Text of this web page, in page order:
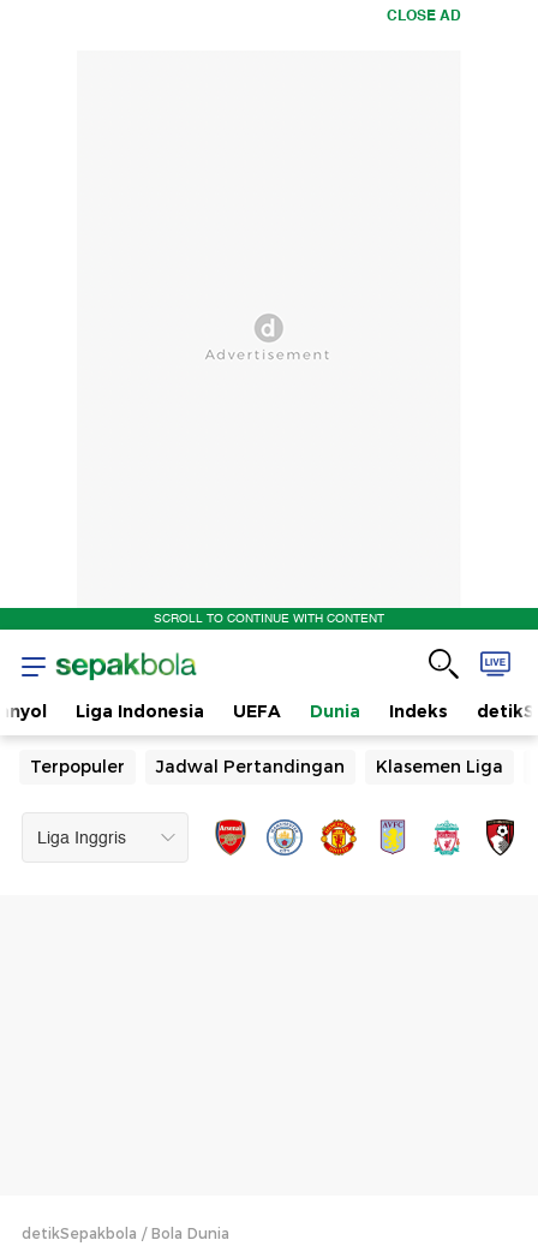
CLOSE AD
SCROLL TO CONTINUE WITH CONTENT
Liga Indonesia UEFA Dunia Indeks
Terpopuler Jadwal Pertandingan Klasemen Liga
detikSepakbola Bola Dunia